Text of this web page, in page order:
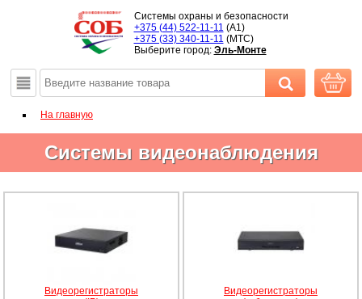
Системы охраны и безопасности
+375 (44) 522-11-11 (A1)
+375 (33) 340-11-11 (MTС)
Выберите город: Эль-Монте
На главную
Системы видеонаблюдения
Видеорегистраторы
Видеорегистраторы